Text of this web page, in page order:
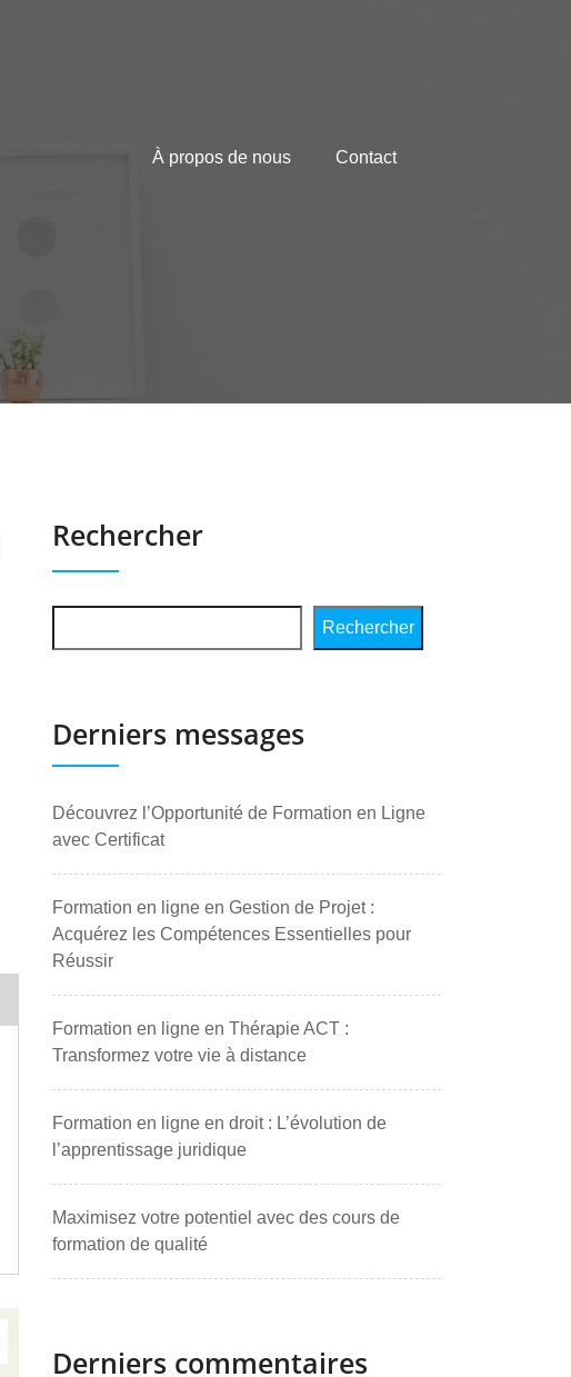
À propos de nous Contact
Rechercher
Rechercher
Derniers messages
Découvrez l’Opportunité de Formation en Ligne
avec Certificat
Formation en ligne en Gestion de Projet :
Acquérez les Compétences Essentielles pour
Réussir
Formation en ligne en Thérapie ACT :
Transformez votre vie à distance
Formation en ligne en droit : L’évolution de
l’apprentissage juridique
Maximisez votre potentiel avec des cours de
formation de qualité
Derniers commentaires